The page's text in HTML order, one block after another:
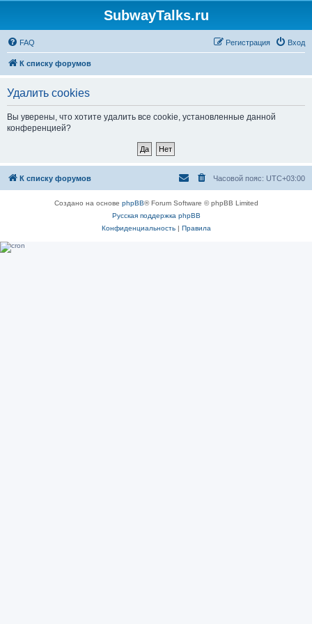
SubwayTalks.ru
FAQ Вход
Регистрация
К списку форумов
Удалить cookies
Вы уверены, что хотите удалить все cookie, установленные данной
конференцией?
К списку форумов Часовой пояс: UTC+03:00
Создано на основе phpBB® Forum Software © phpBB Limited
Русская поддержка phpBB
Конфиденциальность| Правила